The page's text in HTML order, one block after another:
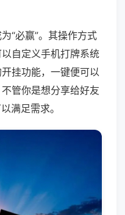
“必赢”。其操作方式
自定义手机打牌系统
挂功能，一键便可以
管你是想分享给好友
满足需求。